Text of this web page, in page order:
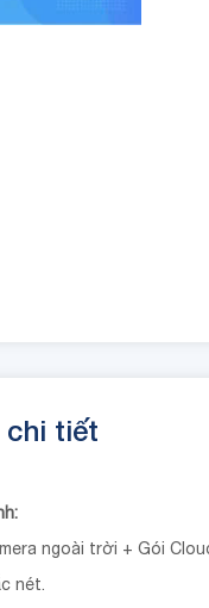
chi tiết
ngoài trời + Gói
nét.